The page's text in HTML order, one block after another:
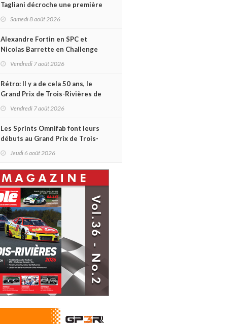
Tagliani décroche une première
victoire en Coupe Radical; des
toutes les séries
Samedi 8 août 2026
Alexandre Fortin en SPC et
Nicolas Barrette en Challenge
Canada héros des premières
Vendredi 7 août 2026
Rétro: Il y a de cela 50 ans, le
Grand Prix de Trois-Rivières de
1976
Vendredi 7 août 2026
Les Sprints Omnifab font leurs
débuts au Grand Prix de Trois-
Rivières avec un format inspiré
Jeudi 6 août 2026